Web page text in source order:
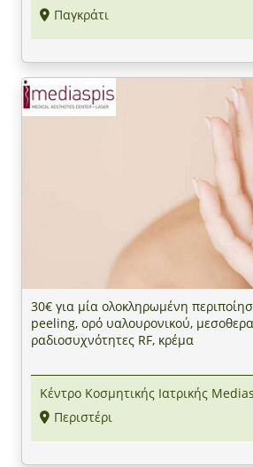
Παγκράτι
30€ για μία ολοκληρωμένη
peeling, ορό υαλουρονικού,
ραδιοσυχνότητες RF, κρέμα
Κέντρο Κοσμητικής Ιατρικής
Περιστέρι